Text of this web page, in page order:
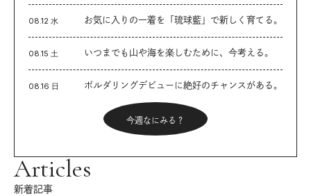
08.12 水 お気に入りの一着を「琉球藍」で新しく育てる。
08.15 土 いつまでも山や海を楽しむために、今考える。
08.16 日 ボルダリングデビューに絶好のチャンスがある。
今週なにみる？
Articles
新着記事